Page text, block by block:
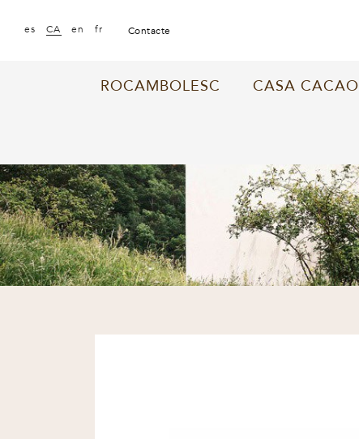
es CA en fr contacte
ROCAMBOLESC CASA CACAO